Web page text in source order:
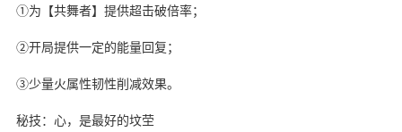
①为【共舞者】提供超击破倍率；
②开局提供一定的能量回复；
③少量火属性韧性削减效果。
秘技：心，是最好的坟茔